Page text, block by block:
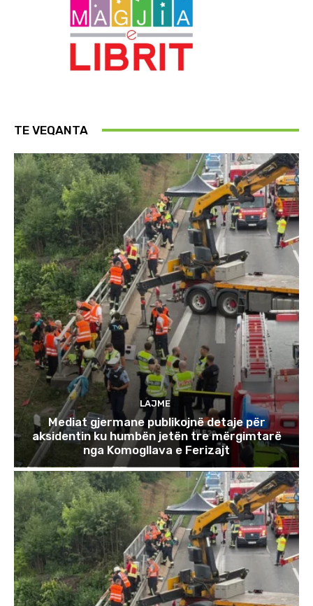
TE VEQANTA
LAJME
Mediat gjermane publikojnë detaje për
aksidentin ku humbën jetën tre mërgimtarë
nga Komogllava e Ferizajt